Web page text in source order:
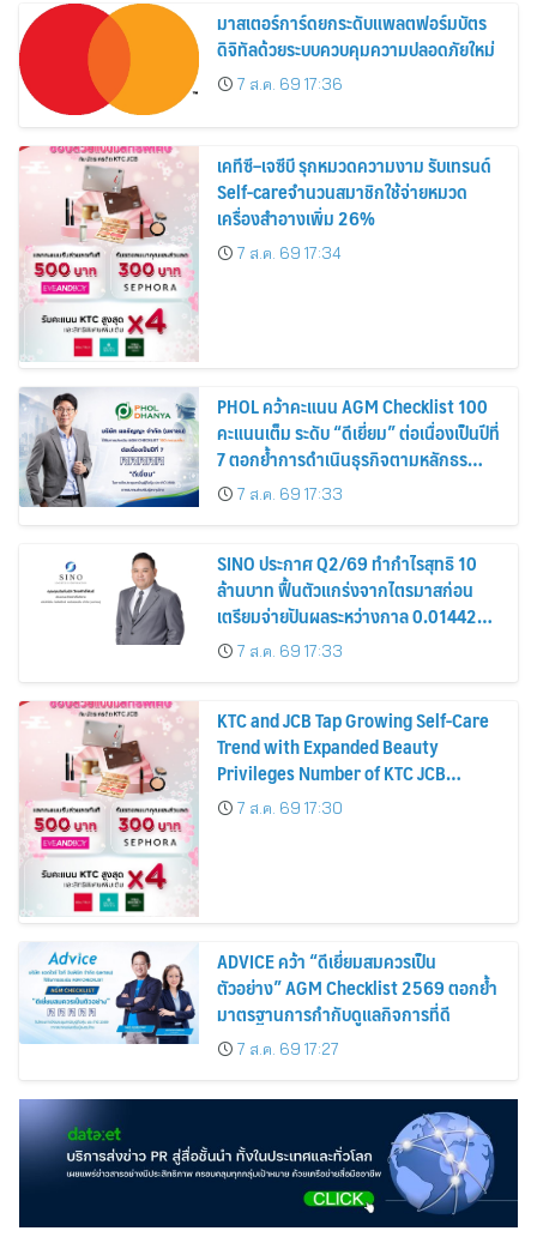
มาสเตอร์การ์ดยกระดับแพลตฟอร์มบัตร
ดิจิทัลด้วยระบบควบคุมความปลอดภัยใหม่
7 ส.ค. 69 17:36
เคทีซี–เจซีบี รุกหมวดความงาม รับเทรนด์
Self-careจำนวนสมาชิกใช้จ่ายหมวด
เครื่องสำอางเพิ่ม 26%
7 ส.ค. 69 17:34
PHOL คว้าคะแนน AGM Checklist 100
คะแนนเต็ม ระดับ “ดีเยี่ยม” ต่อเนื่องเป็นปีที่
7 ตอกย้ำการดำเนินธุรกิจตามหลักธร
รมาภิบาล โปร่งใส สร้างความเชื่อมั่นผู้ถือ
หุ้น
7 ส.ค. 69 17:33
SINO ประกาศ Q2/69 ทำกำไรสุทธิ 10
ล้านบาท ฟื้นตัวแกร่งจากไตรมาสก่อน
เตรียมจ่ายปันผลระหว่างกาล 0.014423
บาทต่อหุ้น ครึ่งปีหลังมุ่งเติบโตต่อเนื่อง
7 ส.ค. 69 17:33
KTC and JCB Tap Growing Self-Care
Trend with Expanded Beauty
Privileges Number of KTC JCB
Cardmembers Spending on
Cosmetics Rises 26%
7 ส.ค. 69 17:30
ADVICE คว้า “ดีเยี่ยมสมควรเป็น
ตัวอย่าง” AGM Checklist 2569 ตอกย้ำ
มาตรฐานการกำกับดูแลกิจการที่ดี
7 ส.ค. 69 17:27